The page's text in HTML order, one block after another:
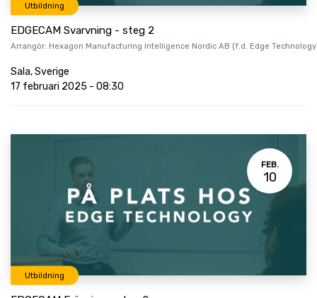
Utbildning
EDGECAM Svarvning - steg 2
Arrangör: Hexagon Manufacturing Intelligence Nordic AB (f.d. Edge
Sala,Sverige
17 februari 2025 - 08:30
FEB.
10
Utbildning